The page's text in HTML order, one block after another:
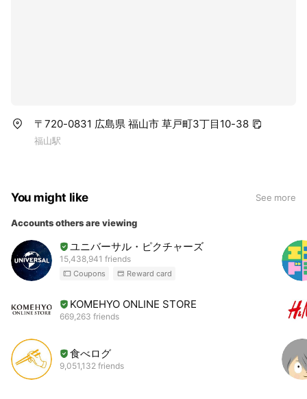
〒720-0831 広島県 福山市 草戸町3丁目10-38
福山駅
You might like See more
Accounts others are viewing
ユニバーサル・ピクチャーズ
15,438,941 friends
Coupons Reward card
KOMEHYO ONLINE STORE
669,263 friends
食べログ
9,051,132 friends